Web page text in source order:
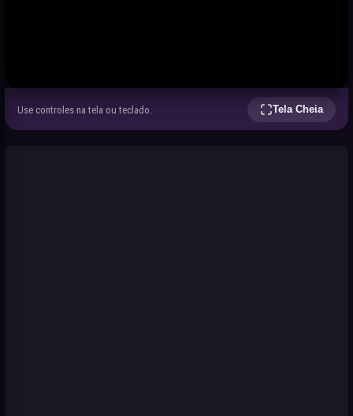
Use controles na tela ou teclado. Tela Cheia